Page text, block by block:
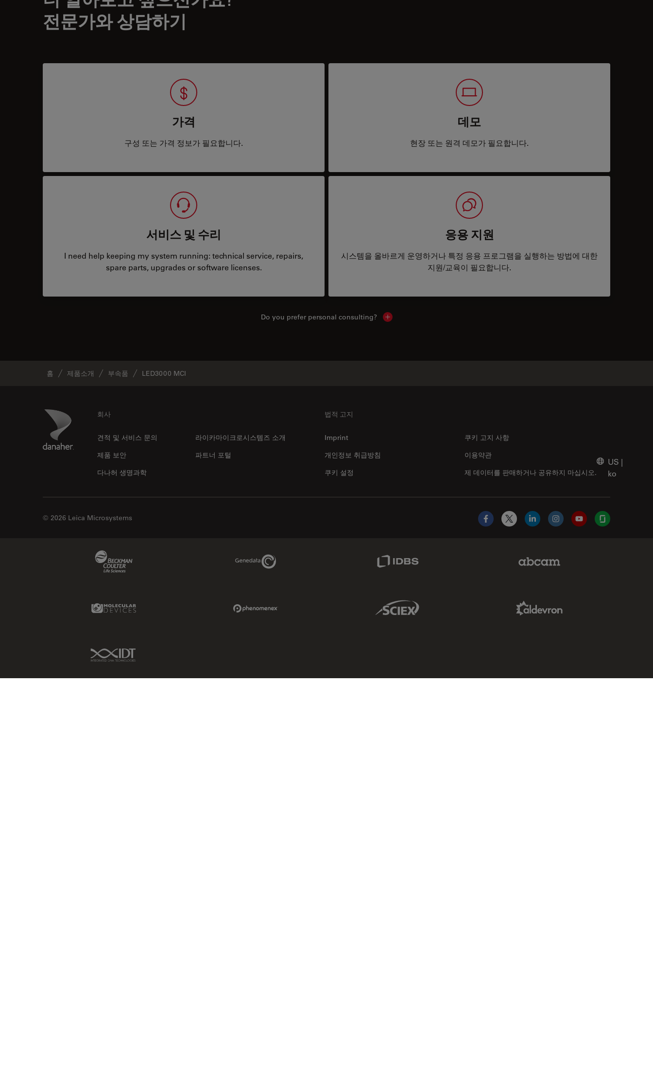
전문가와 상담하기
가격
구성 또는 가격 정보가 필요합니다.
데모
현장 또는 원격 데모가 필요합니다.
서비스 및 수리
I need help keeping my system running: technical service, repairs,
spare parts, upgrades or software licenses.
응용 지원
시스템을 올바르게 운영하거나 특정 응용 프로그램을 실행하는 방법에 대한
지원/교육이 필요합니다.
Do you prefer personal consulting? Show local contacts
홈 제품소개 부속품 LED3000 MCI
Danaher Logo 회사
견적 및 서비스 문의
라이카마이크로시스템즈 소개
제품 보안
파트너 포털
다나허 생명과학
법적 고지
Imprint
쿠키 고지 사항
개인정보 취급방침
제 데이터를 판매하거나 공유하지 마십시오.
이용약관
쿠키 설정
US |
ko
© 2026 Leica Microsystems
Facebook
X LinkedInInstagramYouTubeGlassdoor
Genedata Link
Molecular Devices Link Sciex Link
IDT Link